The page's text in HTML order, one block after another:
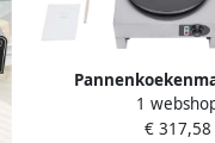
uittrekbaar
ingebouwde
1
€ 317,58